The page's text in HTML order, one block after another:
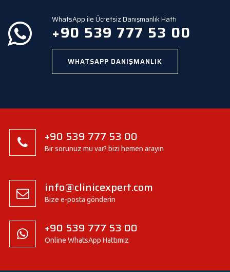
WhatsApp ile Ücretsiz Danışmanlık Hattı
+90 539 777 53 00
WHATSAPP DANIŞMANLIK
+90 539 777 53 00
Bir sorunuz mu var? bizi hemen arayın
info@clinicexpert.com
Bize e-posta gönderin
+90 539 777 53 00
Online WhatsApp Hattımız